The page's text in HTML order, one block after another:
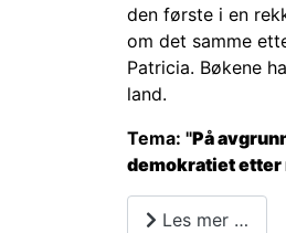
den første i en
om det samme
Patricia. Bøkene
land.
Tema: "På
demokratiet
Les mer …